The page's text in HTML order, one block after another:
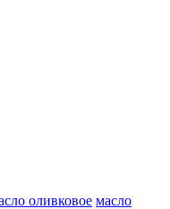
оливковое масло